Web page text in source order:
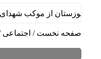
خوزستان از موکب شهدای
صفحه نخست / اجتماعی